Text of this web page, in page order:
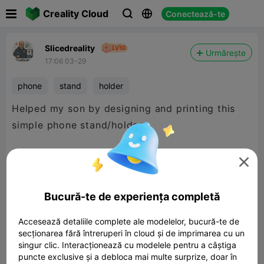
Creality Cloud   Conectează-te
Slicedreality
17:06 03-29
Urmărește
phone stand holder
Helped my son by designing and printing this
simple phone stand/holder.
It made an enjoyable few hours from start to

Bucură-te de experiența completă
Accesează detaliile complete ale modelelor, bucură-te de
secționarea fără întreruperi în cloud și de imprimarea cu un
singur clic. Interacționează cu modelele pentru a câștiga
puncte exclusive și a debloca mai multe surprize, doar în